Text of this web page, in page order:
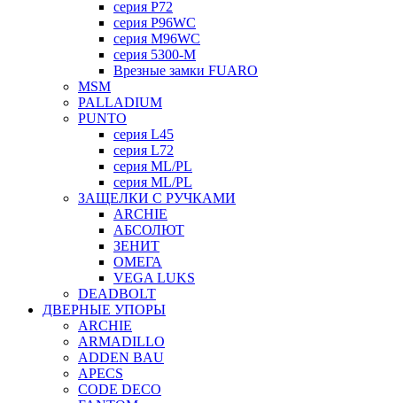
серия P72
серия P96WC
серия M96WC
серия 5300-M
Врезные замки FUARO
MSM
PALLADIUM
PUNTO
серия L45
серия L72
серия ML/PL
серия ML/PL
ЗАЩЕЛКИ С РУЧКАМИ
ARCHIE
АБСОЛЮТ
ЗЕНИТ
ОМЕГА
VEGA LUKS
DEADBOLT
ДВЕРНЫЕ УПОРЫ
ARCHIE
ARMADILLO
ADDEN BAU
APECS
CODE DECO